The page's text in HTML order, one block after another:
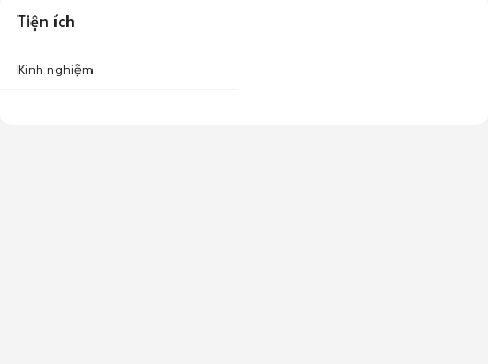
Tiện ích
Kinh nghiệm